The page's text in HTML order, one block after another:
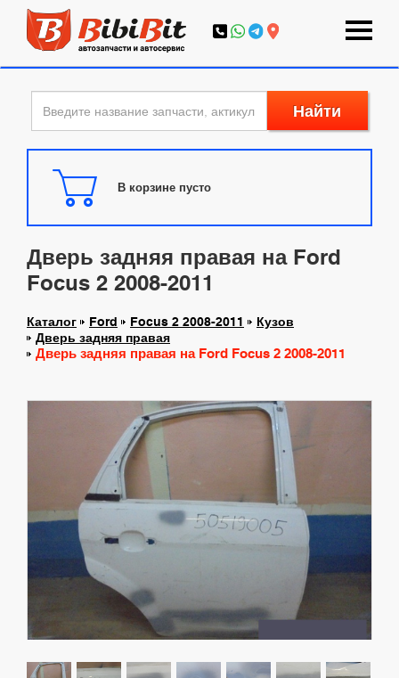
Найти
В корзине пусто
Дверь задняя правая на Ford
Focus 2 2008-2011
Каталог Ford Focus 2 2008-2011
Кузов
Дверь задняя правая
Дверь задняя правая на Ford Focus 2 2008-2011